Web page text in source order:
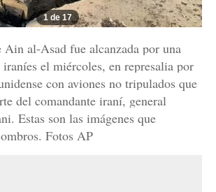
1 de 17
Ain al-Asad fue alcanzada por una
el miércoles, en represalia por
con aviones no tripulados que
del comandante iraní, general
Estas son las imágenes que
Fotos AP